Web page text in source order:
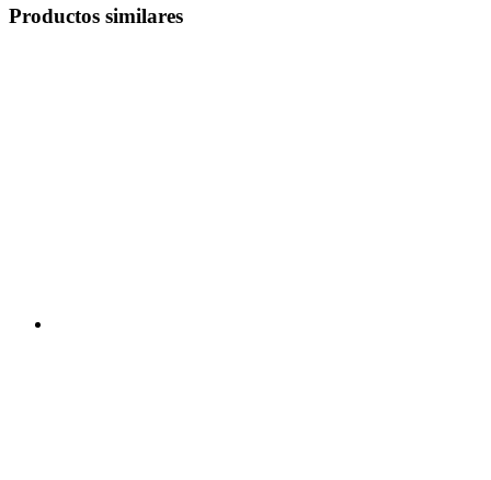
Productos similares